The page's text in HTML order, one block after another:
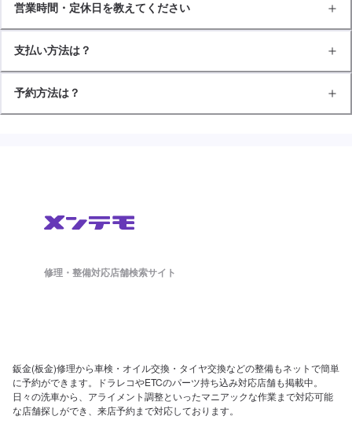
営業時間・定休日を教えてください
支払い方法は？
予約方法は？
修理・整備対応店舗検索サイト
鈑金(板金)修理から車検・オイル交換・タイヤ交換などの整備もネットで簡単
に予約ができます。ドラレコやETCのパーツ持ち込み対応店舗も掲載中。
日々の洗車から、アライメント調整といったマニアックな作業まで対応可能
な店舗探しができ、来店予約まで対応しております。